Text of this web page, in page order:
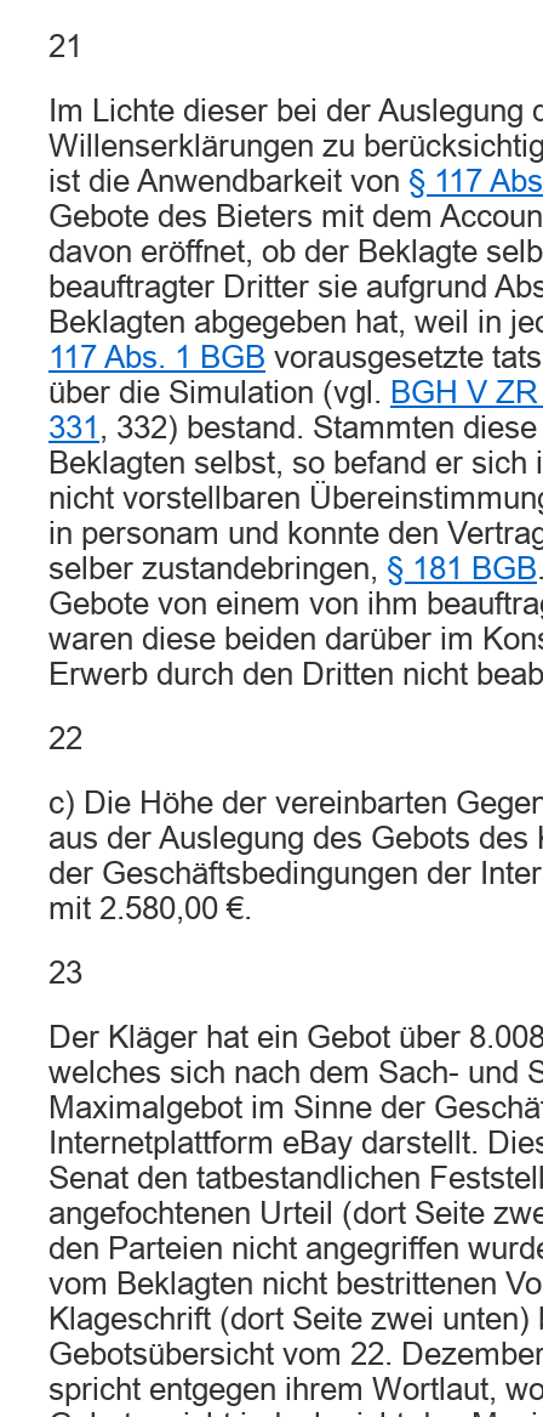
21
Im Lichte dieser bei der Auslegung
Willenserklärungen zu
ist die Anwendbarkeit von § 117
Gebote des Bieters mit dem
davon eröffnet, ob der Beklagte
beauftragter Dritter sie aufgrund
Beklagten abgegeben hat, weil in
117 Abs. 1 BGB vorausgesetzte
über die Simulation (vgl. BGH V
331 , 332) bestand. Stammten
Beklagten selbst, so befand er sich
nicht vorstellbaren
in personam und konnte den
selber zustandebringen, § 181 BGB
Gebote von einem von ihm
waren diese beiden darüber im
Erwerb durch den Dritten nicht
22
c) Die Höhe der vereinbarten
aus der Auslegung des Gebots des
der Geschäftsbedingungen der
mit 2.580,00 €.
23
Der Kläger hat ein Gebot über
welches sich nach dem Sach- und
Maximalgebot im Sinne der
Internetplattform eBay darstellt.
Senat den tatbestandlichen
angefochtenen Urteil (dort Seite
den Parteien nicht angegriffen
vom Beklagten nicht bestrittenen
Klageschrift (dort Seite zwei unten)
Gebotsübersicht vom 22.
spricht entgegen ihrem Wortlaut,